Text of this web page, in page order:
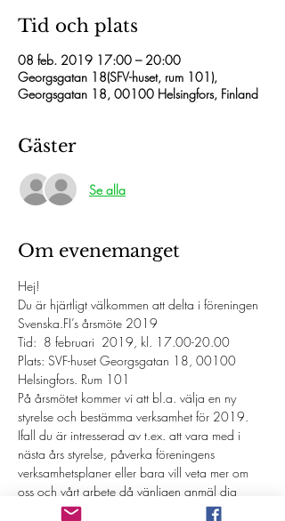
Tid och plats
08 feb. 2019 17:00 – 20:00
Georgsgatan 18(SFV-huset, rum 101),
Georgsgatan 18, 00100 Helsingfors, Finland
Gäster
Se alla
Om evenemanget
Hej!
Du är hjärtligt välkommen att delta i föreningen
Svenska.FI’s årsmöte 2019
Tid:  8 februari  2019, kl. 17.00-20.00
Plats: SVF-huset Georgsgatan 18, 00100
Helsingfors. Rum 101
På årsmötet kommer vi att bl.a. välja en ny
styrelse och bestämma verksamhet för 2019.
Ifall du är intresserad av t.ex. att vara med i
nästa års styrelse, påverka föreningens
verksamhetsplaner eller bara vill veta mer om
oss och vårt arbete då vänligen anmäl dig
genom att mejla i fri form med ditt hela namn till